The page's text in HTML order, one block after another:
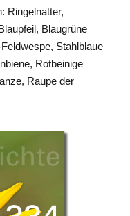
Ringelnatter,
Blaugrüne
Stahlblaue
Rotbeinige
Raupe der